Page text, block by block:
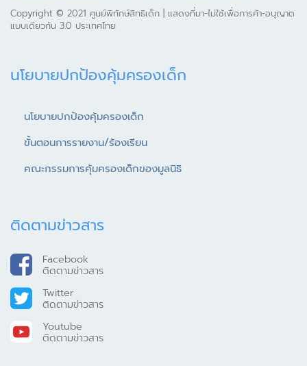
Copyright © 2021 ศูนย์พิทักษ์สิทธิเด็ก | แสดงที่มา-ไม่ใช้เพื่อการค้า-อนุญาต
แบบเดียวกัน 3.0 ประเทศไทย
นโยบายปกป้องคุ้มครองเด็ก
นโยบายปกป้องคุ้มครองเด็ก
ขั้นตอนการรายงาน/ร้องเรียน
คณะกรรมการคุ้มครองเด็กของมูลนิธิ
ติดตามข่าวสาร
Facebook
ติดตามข่าวสาร
Twitter
ติดตามข่าวสาร
Youtube
ติดตามข่าวสาร